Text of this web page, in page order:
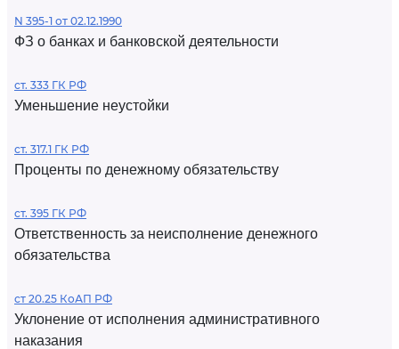
N 395-1 от 02.12.1990
ФЗ о банках и банковской деятельности
ст. 333 ГК РФ
Уменьшение неустойки
ст. 317.1 ГК РФ
Проценты по денежному обязательству
ст. 395 ГК РФ
Ответственность за неисполнение денежного
обязательства
ст 20.25 КоАП РФ
Уклонение от исполнения административного
наказания